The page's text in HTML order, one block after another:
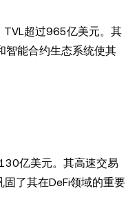
TVL超过965亿美元。其
智能合约生态系统使其
亿美元。其高速交易
了其在DeFi领域的重要